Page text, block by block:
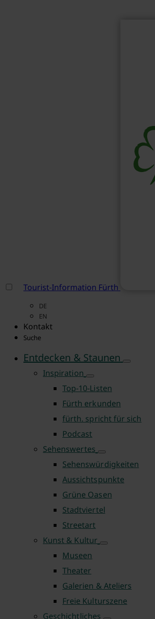
Tourist-Information Fürth
DE
EN
Kontakt
Suche
Entdecken & Staunen
Inspiration
Top-10-Listen
Fürth erkunden
fürth. spricht für sich
Podcast
Sehenswertes
Sehenswürdigkeiten
Aussichtspunkte
Grüne Oasen
Stadtviertel
Streetart
Kunst & Kultur
Museen
Theater
Galerien & Ateliers
Freie Kulturszene
Geschichtliches